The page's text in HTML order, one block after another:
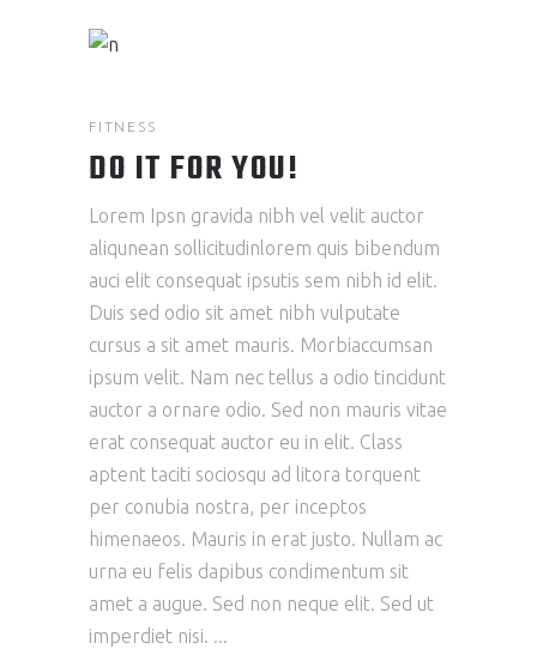
FITNESS
DO IT FOR YOU!
Lorem Ipsn gravida nibh vel velit auctor
aliqunean sollicitudinlorem quis bibendum
auci elit consequat ipsutis sem nibh id elit.
Duis sed odio sit amet nibh vulputate
cursus a sit amet mauris. Morbiaccumsan
ipsum velit. Nam nec tellus a odio tincidunt
auctor a ornare odio. Sed non mauris vitae
erat consequat auctor eu in elit. Class
aptent taciti sociosqu ad litora torquent
per conubia nostra, per inceptos
himenaeos. Mauris in erat justo. Nullam ac
urna eu felis dapibus condimentum sit
amet a augue. Sed non neque elit. Sed ut
imperdiet nisi.